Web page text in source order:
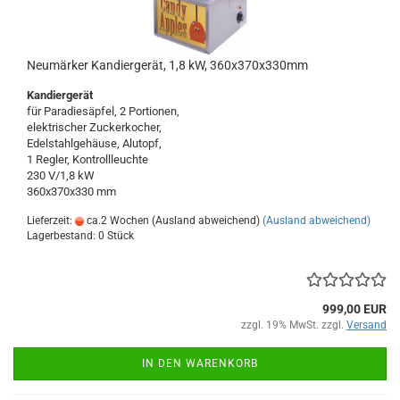
Neumärker Kandiergerät, 1,8 kW, 360x370x330mm
Kandiergerät
für Paradiesäpfel, 2 Portionen,
elektrischer Zuckerkocher,
Edelstahlgehäuse, Alutopf,
1 Regler, Kontrollleuchte
230 V/1,8 kW
360x370x330 mm
Lieferzeit: ca.2 Wochen (Ausland abweichend) (Ausland abweichend)
Lagerbestand: 0 Stück
999,00 EUR
zzgl. 19% MwSt. zzgl. Versand
IN DEN WARENKORB